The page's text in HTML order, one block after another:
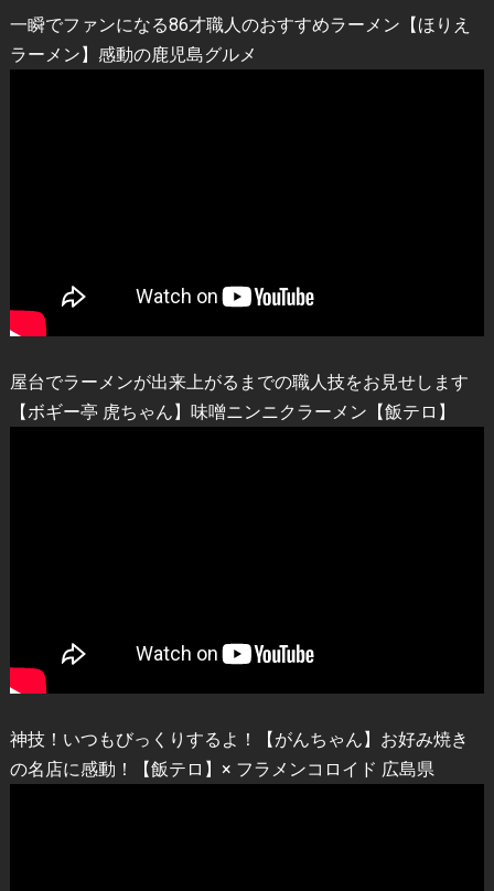
一瞬でファンになる86才職人のおすすめラーメン【ほりえ
ラーメン】感動の鹿児島グルメ
屋台でラーメンが出来上がるまでの職人技をお見せします
【ボギー亭 虎ちゃん】味噌ニンニクラーメン【飯テロ】
神技！いつもびっくりするよ！【がんちゃん】お好み焼き
の名店に感動！【飯テロ】× フラメンコロイド 広島県